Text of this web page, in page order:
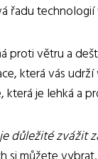
řadu
proti větru a
která vás
je lehká a
důležité zvážit